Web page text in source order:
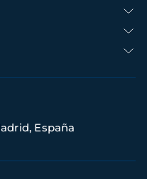
España